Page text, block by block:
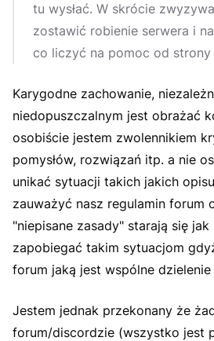
tu wysłać. W skrócie
zostawić robienie serwera i
co liczyć na pomoc od strony
Karygodne zachowanie,
niedopuszczalnym jest obrażać
osobiście jestem zwolennikiem
pomysłów, rozwiązań itp. a nie
unikać sytuacji takich jakich
zauważyć nasz regulamin forum
"niepisane zasady" starają się jak
zapobiegać takim sytuacjom
forum jaką jest wspólne
Jestem jednak przekonany że
forum/discordzie (wszystko jest